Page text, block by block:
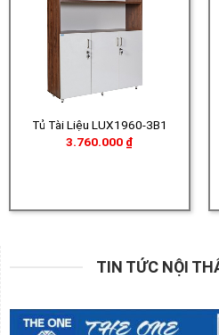
Tủ Tài Liệu LUX1960-3B1
3.760.000 ₫
TIN TỨC NỘI